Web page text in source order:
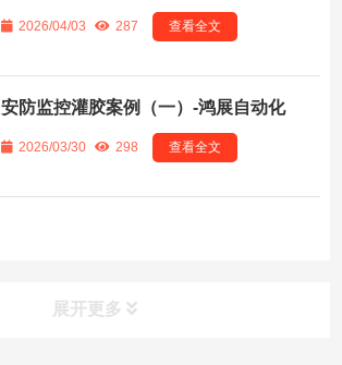
2026/04/03 287 查看全文
安防监控灌胶案例（一）-鸿展自动化
2026/03/30 298 查看全文
展开更多